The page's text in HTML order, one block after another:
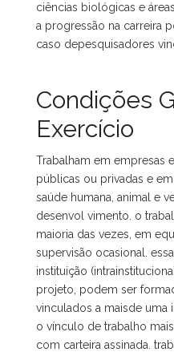
ciências biológicas e
a progressão na carreira
caso depesquisadores
Condições
Exercício
Trabalham em empresas
públicas ou privadas e
saúde humana, animal e
desenvol vimento. o
maioria das vezes, em
supervisão ocasional.
instituição
projeto, podem ser
vinculados a maisde uma
o vínculo de trabalho
com carteira assinada.